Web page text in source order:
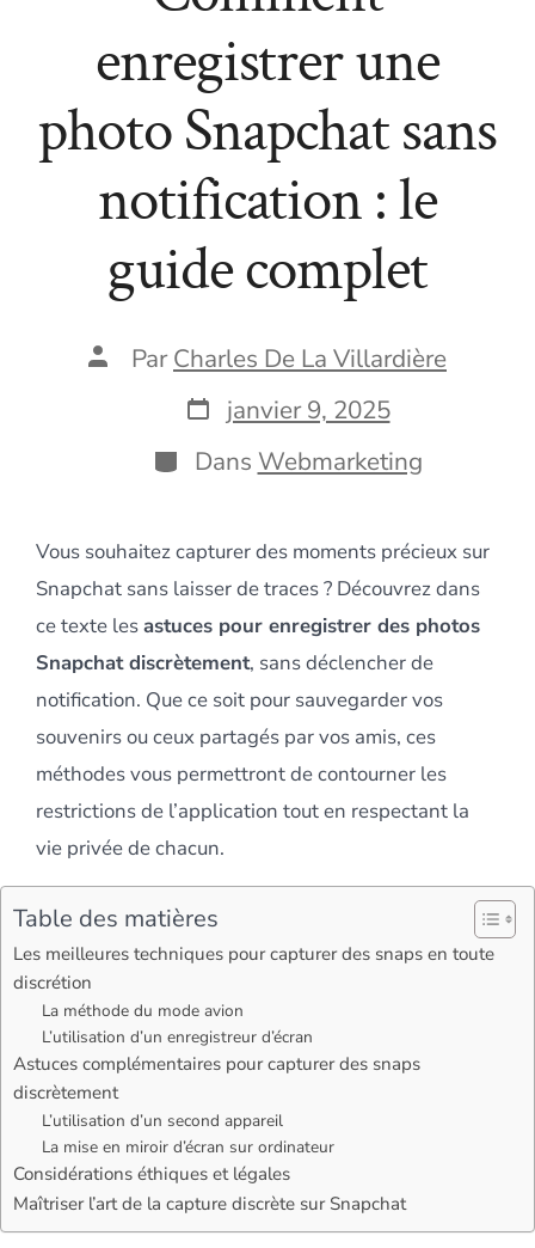
enregistrer une
photo Snapchat sans
notification : le
guide complet
Auteur
publication
ParCharles De La Villardière
Date
de
publication
janvier 9, 2025
Catégories
Dans Webmarketing
Vous souhaitez capturer des moments précieux sur
Snapchat sans laisser de traces ? Découvrez dans
ce texte lesastuces pour enregistrer des photos
Snapchat discrètement, sans déclencher de
notification. Que ce soit pour sauvegarder vos
souvenirs ou ceux partagés par vos amis, ces
méthodes vous permettront de contourner les
restrictions de l’application tout en respectant la
vie privée de chacun.
Table des matières
Les meilleures techniques pour capturer des snaps en toute
discrétion
La méthode du mode avion
L’utilisation d’un enregistreur d’écran
Astuces complémentaires pour capturer des snaps
discrètement
L’utilisation d’un second appareil
La mise en miroir d’écran sur ordinateur
Considérations éthiques et légales
Maîtriser l’art de la capture discrète sur Snapchat